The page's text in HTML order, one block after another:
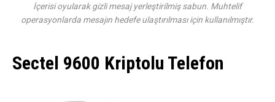
İçerisi oyularak gizli mesaj yerleştirilmiş sabun. Muhtelif
operasyonlarda mesajın hedefe ulaştırılması için kullanılmıştır.
Sectel 9600 Kriptolu Telefon